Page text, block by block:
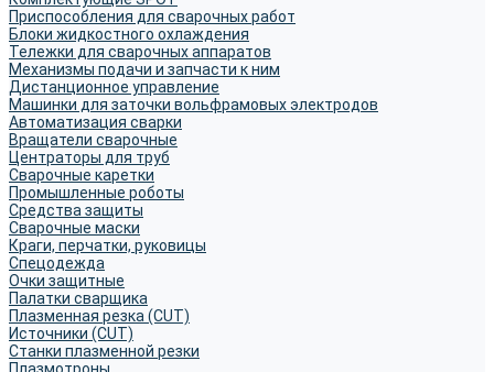
Приспособления для сварочных работ
Блоки жидкостного охлаждения
Тележки для сварочных аппаратов
Механизмы подачи и запчасти к ним
Дистанционное управление
Машинки для заточки вольфрамовых электродов
Автоматизация сварки
Вращатели сварочные
Центраторы для труб
Сварочные каретки
Промышленные роботы
Средства защиты
Сварочные маски
Краги, перчатки, руковицы
Спецодежда
Очки защитные
Палатки сварщика
Плазменная резка (CUT)
Источники (CUT)
Станки плазменной резки